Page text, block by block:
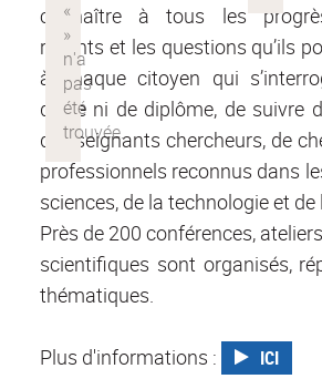
connaître à tous les
récents et les questions qu’ils
à chaque citoyen qui
d’âge ni de diplôme, de suivre
d’enseignants chercheurs, de
professionnels reconnus dans
sciences, de la technologie et de
Près de 200 conférences,
scientifiques sont organisés,
thématiques.
Plus d'informations : ICI